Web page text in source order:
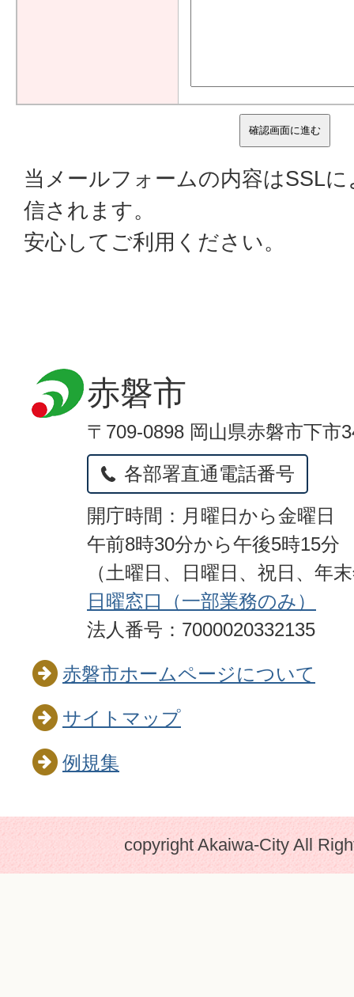
当メールフォームの内容はSSL
信されます。
安心してご利用ください。
赤磐市
〒709-0898 岡山県赤磐市下市
各部署直通電話番号
開庁時間：月曜日から金曜日
午前8時30分から午後5時15分
（土曜日、日曜日、祝日、年
日曜窓口（一部業務のみ）
法人番号：7000020332135
赤磐市ホームページについて
サイトマップ
例規集
copyright Akaiwa-City All